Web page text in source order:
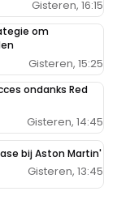
Gisteren, 16:15
om
Gisteren, 15:25
ondanks Red
Gisteren, 14:45
bij Aston Martin'
Gisteren, 13:45